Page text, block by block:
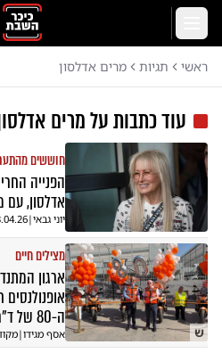
דלג לתוכן הראשי
ראשי תגיות מרים אדלסון
עוד כתבות עלמרים
חוששים
הפנייה
אדלסון,
יוני גבאי|
ש
מצילים חיים
ה-80 של ד”ר מרים אדלסון
אסף מגידו|